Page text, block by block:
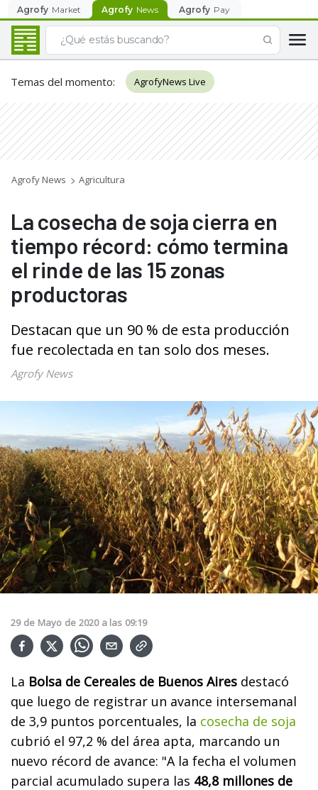
Agrofy Market Agrofy News Agrofy Pay
Temas del momento: AgrofyNews Live
Agrofy News Agricultura
La cosecha de soja cierra en
tiempo récord: cómo termina
el rinde de las 15 zonas
productoras
Destacan que un 90 % de esta producción
fue recolectada en tan solo dos meses.
Agrofy News
29 de Mayo de 2020 a las 09:19
La Bolsa de Cereales de Buenos Aires destacó
que luego de registrar un avance intersemanal
de 3,9 puntos porcentuales, la cosecha de soja
cubrió el 97,2 % del área apta, marcando un
nuevo récord de avance: "A la fecha el volumen
parcial acumulado supera las 48,8 millones de